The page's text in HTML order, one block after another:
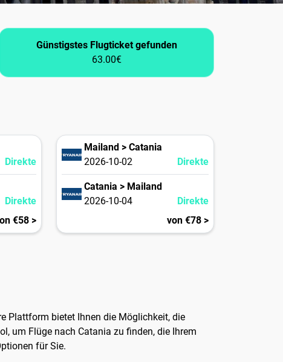
Günstigstes Flugticket gefunden
63.00€
Direkte
Direkte
€58 >
Mailand > Catania
2026-10-02
Direkte
Catania > Mailand
2026-10-04
Direkte
von €78 >
Plattform bietet Ihnen die Möglichkeit, die
um Flüge nach Catania zu finden, die Ihrem
für Sie.